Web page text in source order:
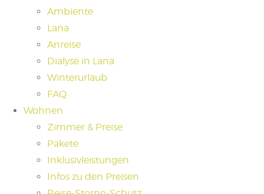
Ambiente
Lana
Anreise
Dialyse in Lana
Winterurlaub
FAQ
Wohnen
Zimmer & Preise
Pakete
Inklusivleistungen
Infos zu den Preisen